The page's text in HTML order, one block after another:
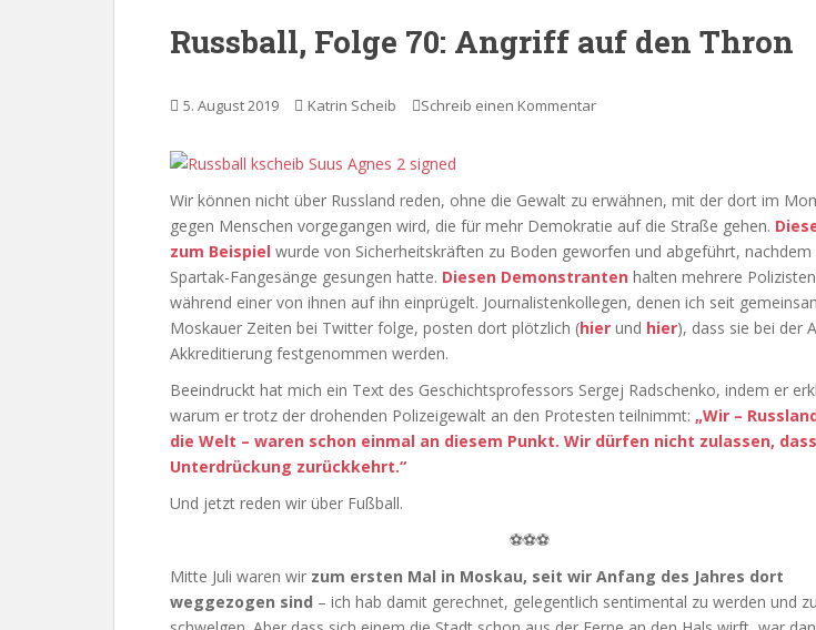
Russball, Folge 70: Angriff auf den Thron
5. August 2019 Katrin Scheib Schreib einen Kommentar
Wir können nicht über Russland reden, ohne die Gewalt zu erwähnen, mit der dort im
gegen Menschen vorgegangen wird, die für mehr Demokratie auf die Straße gehen.
zum Beispiel wurde von Sicherheitskräften zu Boden geworfen und abgeführt, nachdem
Spartak-Fangesänge gesungen hatte. Diesen Demonstranten halten mehrere
während einer von ihnen auf ihn einprügelt. Journalistenkollegen, denen ich seit
Moskauer Zeiten bei Twitter folge, posten dort plötzlich (hier und hier), dass sie bei der
Akkreditierung festgenommen werden.
Beeindruckt hat mich ein Text des Geschichtsprofessors Sergej Radschenko, indem er
warum er trotz der drohenden Polizeigewalt an den Protesten teilnimmt: „Wir –
die Welt – waren schon einmal an diesem Punkt. Wir dürfen nicht zulassen,
Unterdrückung zurückkehrt.“
Und jetzt reden wir über Fußball.
⚽⚽⚽
Mitte Juli waren wir zum ersten Mal in Moskau, seit wir Anfang des Jahres dort
weggezogen sind – ich hab damit gerechnet, gelegentlich sentimental zu werden und zu